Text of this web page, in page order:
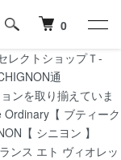
レクトショップＴ-
通
ンを取り揃えていま
【 ブティーク
【 シニヨン 】
ンス エト ヴィオレッ
0